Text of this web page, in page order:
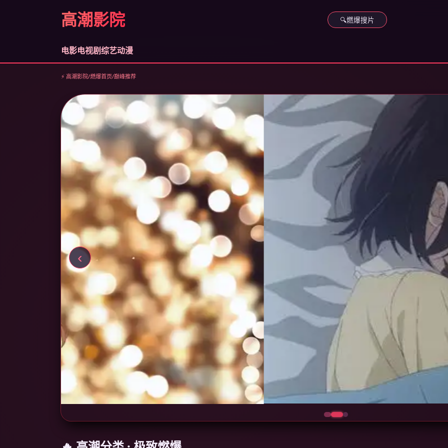
高潮影院 🔍燃爆搜片
电影电视剧综艺动漫
⚡ 高潮影院/燃爆首页/巅峰推荐
‹